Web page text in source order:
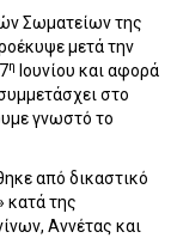
Σωματείων της
μετά την
η Ιουνίου και αφορά
στο
γνωστό το
από δικαστικό
κατά της
Αννέτας και